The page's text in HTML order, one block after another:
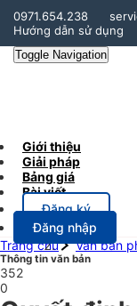
0971.654.238
Hướng dẫn sử dụng
Toggle Navigation
Giới thiệu
Giải pháp
Bảng giá
Bài viết
Đăng ký
Đăng nhập
Trang chủ
Văn bản
Thông tin văn bản
352
0